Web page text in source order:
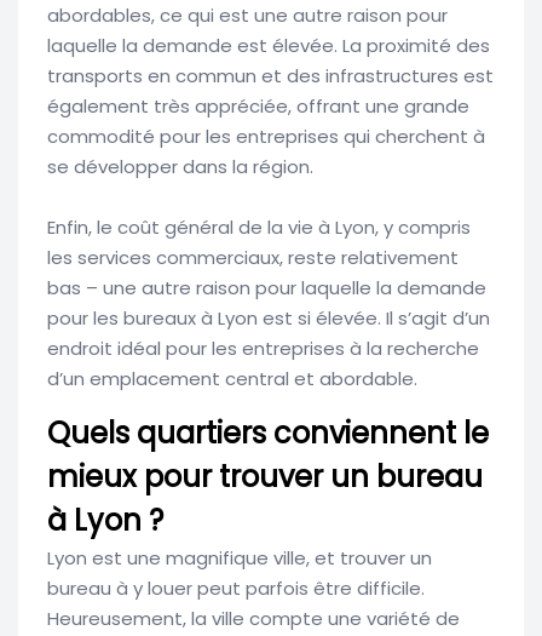
abordables, ce qui est une autre raison pour
laquelle la demande est élevée. La proximité des
transports en commun et des infrastructures est
également très appréciée, offrant une grande
commodité pour les entreprises qui cherchent à
se développer dans la région.
Enfin, le coût général de la vie à Lyon, y compris
les services commerciaux, reste relativement
bas – une autre raison pour laquelle la demande
pour les bureaux à Lyon est si élevée. Il s’agit d’un
endroit idéal pour les entreprises à la recherche
d’un emplacement central et abordable.
Quels quartiers conviennent le
mieux pour trouver un bureau
à Lyon ?
Lyon est une magnifique ville, et trouver un
bureau à y louer peut parfois être difficile.
Heureusement, la ville compte une variété de